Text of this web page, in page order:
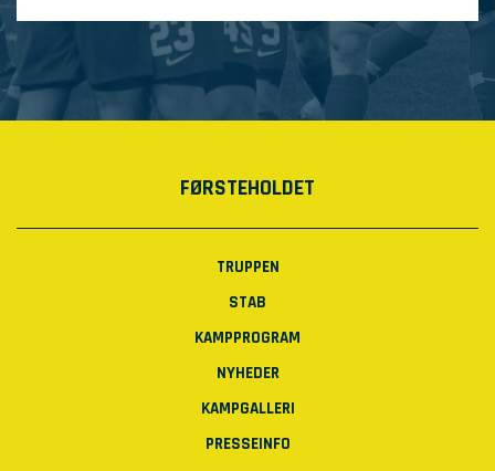
FØRSTEHOLDET
TRUPPEN
STAB
KAMPPROGRAM
NYHEDER
KAMPGALLERI
PRESSEINFO